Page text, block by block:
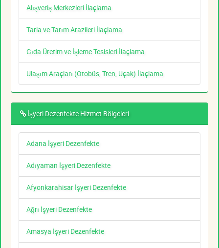
Alışveriş Merkezleri İlaçlama
Tarla ve Tarım Arazileri İlaçlama
Gıda Üretim ve İşleme Tesisleri İlaçlama
Ulaşım Araçları (Otobüs, Tren, Uçak) İlaçlama
İşyeri Dezenfekte Hizmet Bölgeleri
Adana İşyeri Dezenfekte
Adıyaman İşyeri Dezenfekte
Afyonkarahisar İşyeri Dezenfekte
Ağrı İşyeri Dezenfekte
Amasya İşyeri Dezenfekte